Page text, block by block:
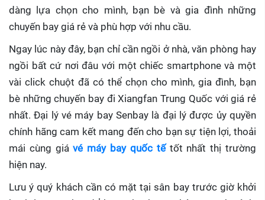
dàng lựa chọn cho mình, bạn bè và gia đình những
chuyến bay giá rẻ và phù hợp với nhu cầu.
Ngay lúc này đây, bạn chỉ cần ngồi ở nhà, văn phòng hay
ngồi bất cứ nơi đâu với một chiếc smartphone và một
vài click chuột đã có thể chọn cho mình, gia đình, bạn
bè những chuyến bay đi Xiangfan Trung Quốc với giá rẻ
nhất. Đại lý vé máy bay Senbay là đại lý được ủy quyền
chính hãng cam kết mang đến cho bạn sự tiện lợi, thoải
mái cùng giávé máy bay quốc tế tốt nhất thị trường
hiện nay.
Lưu ý quý khách cần có mặt tại sân bay trước giờ khởi